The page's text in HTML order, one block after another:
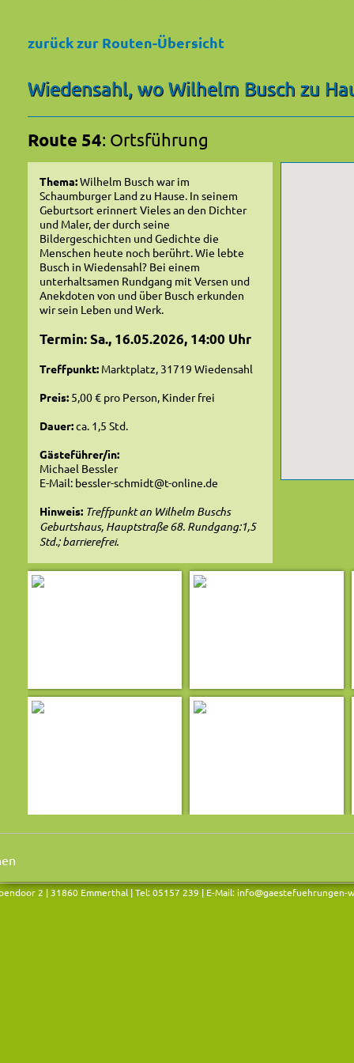
zurück zur Routen-Übersicht
Wiedensahl, wo Wilhelm Busch zu
Route 54: Ortsführung
Thema:Wilhelm Busch war im
Schaumburger Land zu Hause. In seinem
Geburtsort erinnert Vieles an den Dichter
und Maler, der durch seine
Bildergeschichten und Gedichte die
Menschen heute noch berührt. Wie lebte
Busch in Wiedensahl? Bei einem
unterhaltsamen Rundgang mit Versen und
Anekdoten von und über Busch erkunden
wir sein Leben und Werk.
Termin: Sa., 16.05.2026, 14:00 Uhr
Treffpunkt: Marktplatz, 31719 Wiedensahl
Preis: 5,00 € pro Person, Kinder frei
Dauer:ca. 1,5 Std.
Gästeführer/in:
Michael Bessler
E-Mail: bessler-schmidt@t-online.de
Hinweis: Treffpunkt an Wilhelm Buschs
Geburtshaus, Hauptstraße 68. Rundgang:1,5
Std.; barrierefrei.
2 | 31860 Emmerthal | Tel: 05157 239 | E-Mail:info@gaestefuehrungen-